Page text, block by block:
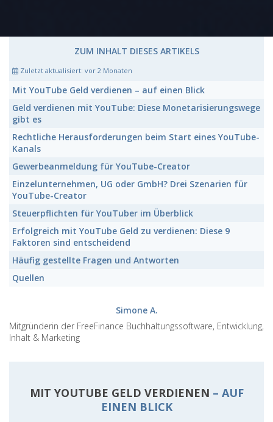
ZUM INHALT DIESES ARTIKELS
Zuletzt aktualisiert: vor 2 Monaten
Mit YouTube Geld verdienen – auf einen Blick
Geld verdienen mit YouTube: Diese Monetarisierungswege
gibt es
Rechtliche Herausforderungen beim Start eines YouTube-
Kanals
Gewerbeanmeldung für YouTube-Creator
Einzelunternehmen, UG oder GmbH? Drei Szenarien für
YouTube-Creator
Steuerpflichten für YouTuber im Überblick
Erfolgreich mit YouTube Geld zu verdienen: Diese 9
Faktoren sind entscheidend
Häufig gestellte Fragen und Antworten
Quellen
Simone A.
Mitgründerin der FreeFinance Buchhaltungssoftware, Entwicklung,
Inhalt & Marketing
MIT YOUTUBE GELD VERDIENEN – AUF
EINEN BLICK